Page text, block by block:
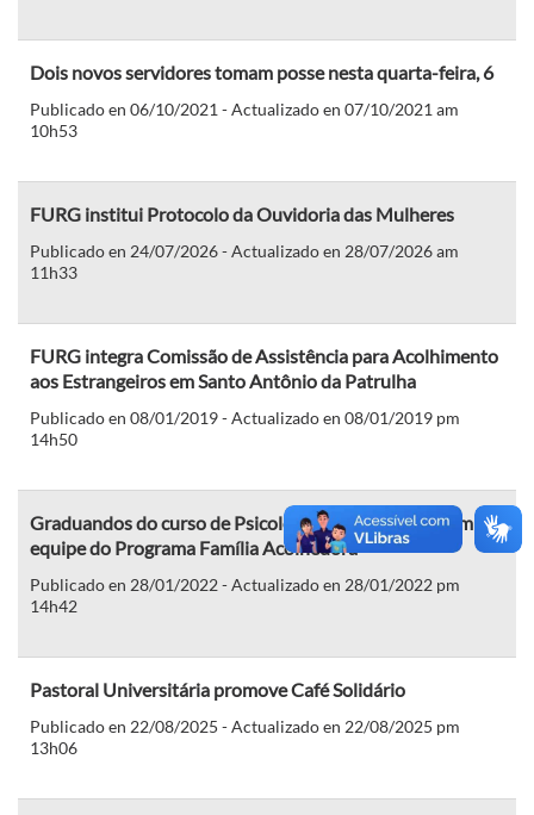
Dois novos servidores tomam posse nesta quarta-feira, 6
Publicado en 06/10/2021 - Actualizado en 07/10/2021 am
10h53
FURG institui Protocolo da Ouvidoria das Mulheres
Publicado en 24/07/2026 - Actualizado en 28/07/2026 am
11h33
FURG integra Comissão de Assistência para Acolhimento
aos Estrangeiros em Santo Antônio da Patrulha
Publicado en 08/01/2019 - Actualizado en 08/01/2019 pm
14h50
Graduandos do curso de Psicologia da FURG integram a
equipe do Programa Família Acolhedora
Publicado en 28/01/2022 - Actualizado en 28/01/2022 pm
14h42
Pastoral Universitária promove Café Solidário
Publicado en 22/08/2025 - Actualizado en 22/08/2025 pm
13h06